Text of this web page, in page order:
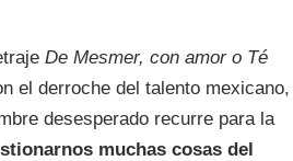
De Mesmer, con amor o Té
el derroche del talento mexicano,
desesperado recurre para la
muchas cosas del